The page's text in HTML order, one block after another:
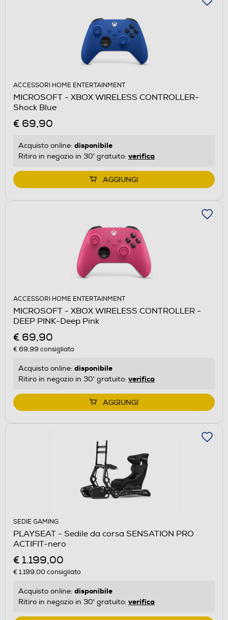
ACCESSORI HOME ENTERTAINMENT
MICROSOFT - XBOX WIRELESS CONTROLLER-
Shock Blue
€ 69,90
Acquisto online: disponibile
Ritiro in negozio in 30' gratuito: verifica
AGGIUNGI
ACCESSORI HOME ENTERTAINMENT
MICROSOFT - XBOX WIRELESS CONTROLLER -
DEEP PINK-Deep Pink
€ 69,90
€ 69,99 consigliato
Acquisto online: disponibile
Ritiro in negozio in 30' gratuito: verifica
AGGIUNGI
SEDIE GAMING
PLAYSEAT - Sedile da corsa SENSATION PRO
ACTIFIT-nero
€ 1.199,00
€ 1.199,00consigliato
Acquisto online: disponibile
Ritiro in negozio in 30' gratuito: verifica